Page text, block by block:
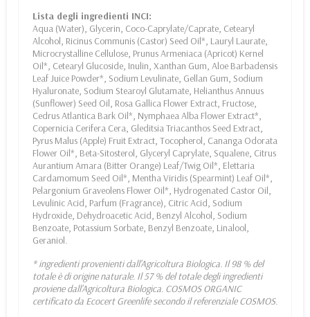
Lista degli ingredienti INCI:
Aqua (Water), Glycerin, Coco-Caprylate/Caprate, Cetearyl
Alcohol, Ricinus Communis (Castor) Seed Oil*, Lauryl Laurate,
Microcrystalline Cellulose, Prunus Armeniaca (Apricot) Kernel
Oil*, Cetearyl Glucoside, Inulin, Xanthan Gum, Aloe Barbadensis
Leaf Juice Powder*, Sodium Levulinate, Gellan Gum, Sodium
Hyaluronate, Sodium Stearoyl Glutamate, Helianthus Annuus
(Sunflower) Seed Oil, Rosa Gallica Flower Extract, Fructose,
Cedrus Atlantica Bark Oil*, Nymphaea Alba Flower Extract*,
Copernicia Cerifera Cera, Gleditsia Triacanthos Seed Extract,
Pyrus Malus (Apple) Fruit Extract, Tocopherol, Cananga Odorata
Flower Oil*, Beta-Sitosterol, Glyceryl Caprylate, Squalene, Citrus
Aurantium Amara (Bitter Orange) Leaf/Twig Oil*, Elettaria
Cardamomum Seed Oil*, Mentha Viridis (Spearmint) Leaf Oil*,
Pelargonium Graveolens Flower Oil*, Hydrogenated Castor Oil,
Levulinic Acid, Parfum (Fragrance), Citric Acid, Sodium
Hydroxide, Dehydroacetic Acid, Benzyl Alcohol, Sodium
Benzoate, Potassium Sorbate, Benzyl Benzoate, Linalool,
Geraniol.
* ingredienti provenienti dall'Agricoltura Biologica. Il 98 % del
totale è di origine naturale. Il 57 % del totale degli ingredienti
proviene dall'Agricoltura Biologica. COSMOS ORGANIC
certificato da Ecocert Greenlife secondo il referenziale COSMOS.